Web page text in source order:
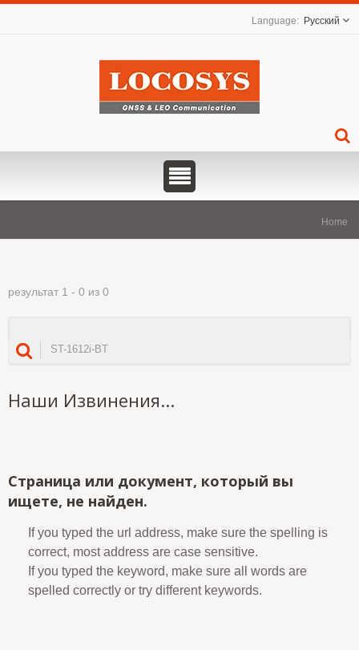
Русский
Home
результат 1 - 0 из 0
Наши Извинения...
Страница или документ, который вы
ищете, не найден.
If you typed the url address, make sure the spelling is
correct, most address are case sensitive.
If you typed the keyword, make sure all words are
spelled correctly or try different keywords.